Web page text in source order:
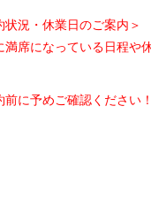
状況・休業日のご案内＞
満席になっている日程や
前に予めご確認ください